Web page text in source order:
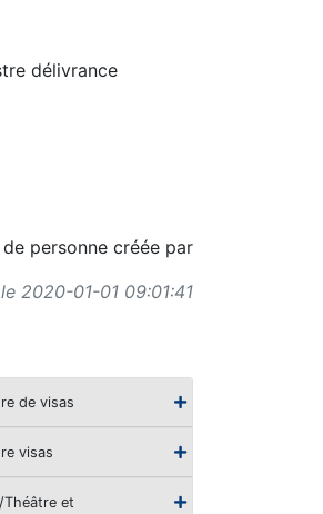
délivrance
personne créée par
le 2020-01-01 09:01:41
de visas
visas
Théâtre et